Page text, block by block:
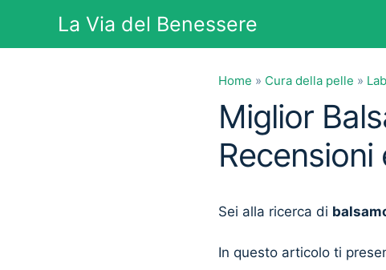
contenuto
La Via del Benessere
Home » Cura della pelle »
Miglior
Sei alla ricerca di
In questo articolo ti